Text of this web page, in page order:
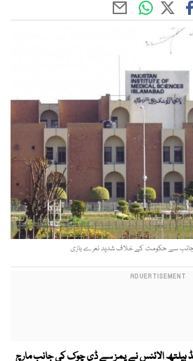
جانب سے حکومت کے خلاف شدید نعرے بازی
ہیلتھ الائنس نے پمز سے ڈی چوک کی جانب مارچ